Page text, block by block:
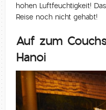
hohen Luftfeuchtigkeit!
Reise noch nicht gehabt!
Auf zum
Hanoi